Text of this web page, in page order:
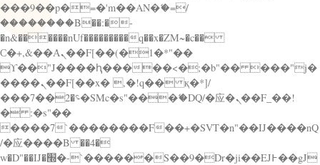
���9��p�=�'m��AN�ޭ�=/
��������B��:�-
�n&������nUf���������q��x�ZM~�c��
Ϲ�+,&��Ὰܢ��F[��(�1�*"��
ϒ��"J����ԧ�����<�;�b"�� ���"j�
����ܢ��F[��x� ,�!q�� қ�*]/
���؝�2��7�SMc�s"���ޭ�DQ/�应�ܢ��F_��!
� :�s"��
����7`��������F��+�SVT�n"��IJ����nQ
/�应����B ��4�
w�D"��IJ�׭�-`������S��9�Dr�ji��EJ߅��gJ